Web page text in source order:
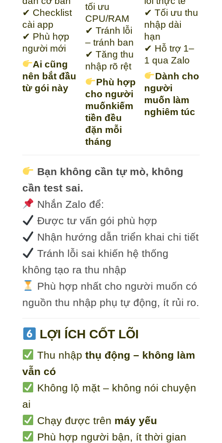
✔ Checklist
cài app
✔ Phù hợp
người mới
Ai cũng
nên bắt đầu
từ gói này
tối ưu
CPU/RAM
✔ Tránh lỗi
– tránh ban
✔ Tăng thu
nhập rõ rệt
Phù hợp
cho người
muốnkiếm
tiền đều
đặn mỗi
tháng
✔ Tối ưu thu
nhập dài
hạn
✔ Hỗ trợ 1–
1 qua Zalo
Dành cho
người
muốn làm
nghiêm túc
Bạn không cần tự mò, không
cần test sai.
Nhắn Zalo để:
Được tư vấn gói phù hợp
Nhận hướng dẫn triển khai chi tiết
Tránh lỗi sai khiến hệ thống
không tạo ra thu nhập
Phù hợp nhất cho người muốn có
nguồn thu nhập phụ tự động, ít rủi ro.
LỢI ÍCH CỐT LÕI
Thu nhập thụ động – không làm
vẫn có
Không lộ mặt – không nói chuyện
ai
Chạy được trên máy yếu
Phù hợp người bận, ít thời gian